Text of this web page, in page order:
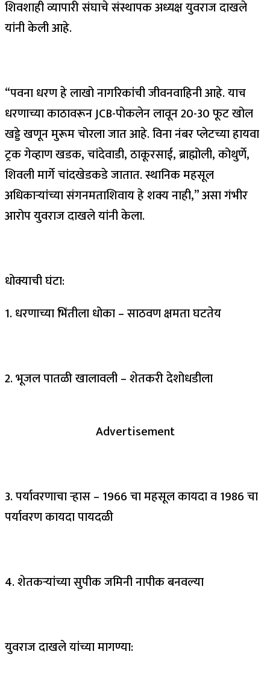
शिवशाही व्यापारी संघाचे संस्थापक अध्यक्ष युवराज दाखले
यांनी केली आहे.
“पवना धरण हे लाखो नागरिकांची जीवनवाहिनी आहे. याच
धरणाच्या काठावरून JCB-पोकलेन लावून 20-30 फूट खोल
खड्डे खणून मुरूम चोरला जात आहे. विना नंबर प्लेटच्या हायवा
ट्रक गेव्हाण खडक, चांदेवाडी, ठाकूरसाई, ब्राह्मोली, कोथुर्णे,
शिवली मार्गे चांदखेडकडे जातात. स्थानिक महसूल
अधिकाऱ्यांच्या संगनमताशिवाय हे शक्य नाही,” असा गंभीर
आरोप युवराज दाखले यांनी केला.
धोक्याची घंटा:
1. धरणाच्या भिंतीला धोका – साठवण क्षमता घटतेय
2. भूजल पातळी खालावली – शेतकरी देशोधडीला
Advertisement
3. पर्यावरणाचा ऱ्हास – 1966 चा महसूल कायदा व 1986 चा
पर्यावरण कायदा पायदळी
4. शेतकऱ्यांच्या सुपीक जमिनी नापीक बनवल्या
युवराज दाखले यांच्या मागण्या: